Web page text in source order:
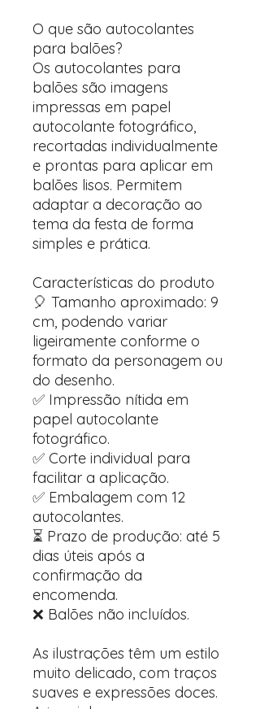
O que são autocolantes
para balões?
Os autocolantes para
balões são imagens
impressas em papel
autocolante fotográfico,
recortadas individualmente
e prontas para aplicar em
balões lisos. Permitem
adaptar a decoração ao
tema da festa de forma
simples e prática.
Características do produto
🎈 Tamanho aproximado: 9
cm, podendo variar
ligeiramente conforme o
formato da personagem ou
do desenho.
✅ Impressão nítida em
papel autocolante
fotográfico.
✅ Corte individual para
facilitar a aplicação.
✅ Embalagem com 12
autocolantes.
⏳ Prazo de produção: até 5
dias úteis após a
confirmação da
encomenda.
❌ Balões não incluídos.
As ilustrações têm um estilo
muito delicado, com traços
suaves e expressões doces.